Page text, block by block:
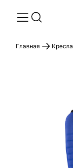
Главная Кресла